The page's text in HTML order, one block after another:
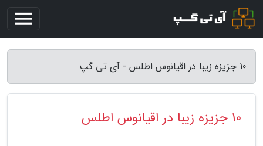
10 جزیزه زیبا در اقیانوس اطلس - آی تی گپ
10 جزیزه زیبا در اقیانوس اطلس